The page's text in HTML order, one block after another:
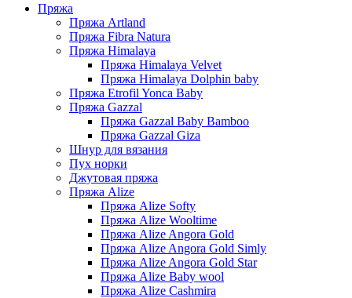
Пряжа
Пряжа Artland
Пряжа Fibra Natura
Пряжа Himalaya
Пряжа Himalaya Velvet
Пряжа Himalaya Dolphin baby
Пряжа Etrofil Yonca Baby
Пряжа Gazzal
Пряжа Gazzal Baby Bamboo
Пряжа Gazzal Giza
Шнур для вязания
Пух норки
Джутовая пряжа
Пряжа Alize
Пряжа Alize Softy
Пряжа Alize Wooltime
Пряжа Alize Angora Gold
Пряжа Alize Angora Gold Simly
Пряжа Alize Angora Gold Star
Пряжа Alize Baby wool
Пряжа Alize Cashmira